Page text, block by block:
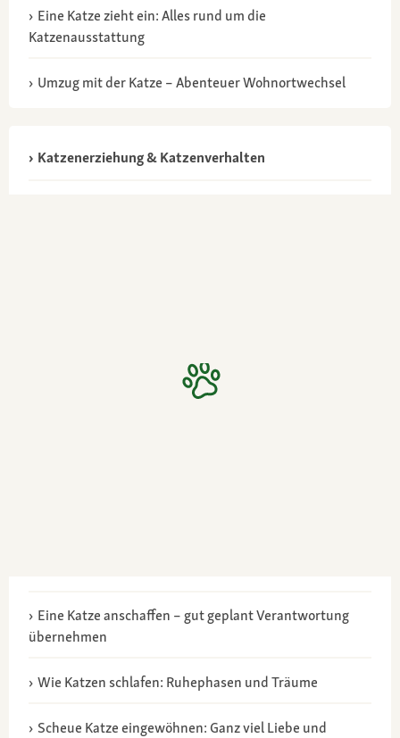
Eine Katze zieht ein: Alles rund um die
Katzenausstattung
Umzug mit der Katze – Abenteuer Wohnortwechsel
Katzenerziehung & Katzenverhalten
Eine Katze anschaffen – gut geplant Verantwortung
übernehmen
Wie Katzen schlafen: Ruhephasen und Träume
Scheue Katze eingewöhnen: Ganz viel Liebe und